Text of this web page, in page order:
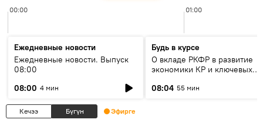
00:00 01:00
Ежедневные новости
Ежедневные новости. Выпуск
08:00
08:00 4 мин
Будь в курсе
О вкладе РКФР в развитие
экономики КР и ключевых
08:04 55 мин
Кечээ Бүгүн Эфирге